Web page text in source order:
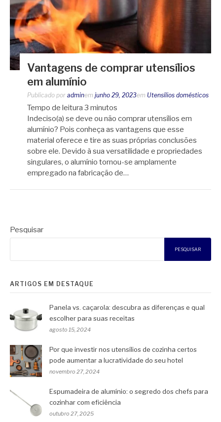
Vantagens de comprar utensílios
em alumínio
Publicado por adminem junho 29, 2023em Utensílios domésticos
Tempo de leitura 3 minutos
Indeciso(a) se deve ou não comprar utensílios em
alumínio? Pois conheça as vantagens que esse
material oferece e tire as suas próprias conclusões
sobre ele. Devido à sua versatilidade e propriedades
singulares, o alumínio tornou-se amplamente
empregado na fabricação de…
Pesquisar
PESQUISAR
ARTIGOS EM DESTAQUE
Panela vs. caçarola: descubra as diferenças e qual
escolher para suas receitas
agosto 15, 2024
Por que investir nos utensílios de cozinha certos
pode aumentar a lucratividade do seu hotel
novembro 27, 2024
Espumadeira de alumínio: o segredo dos chefs para
cozinhar com eficiência
outubro 27, 2025